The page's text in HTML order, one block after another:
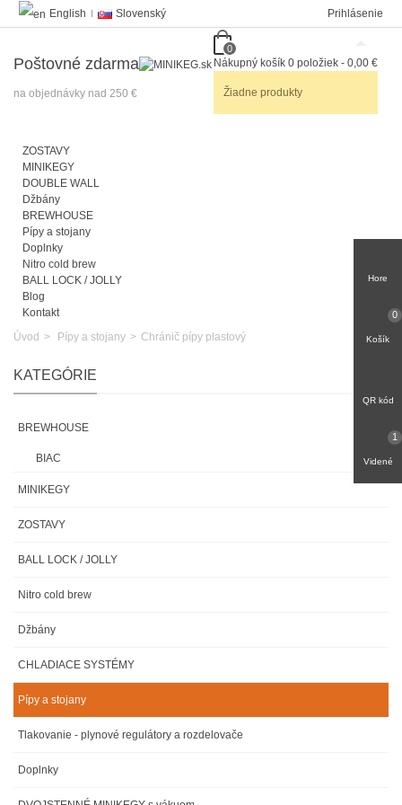
English Slovenský Prihlásenie
Poštovné zdarma
na objednávky nad 250 €
0
Nákupný košík 0 položiek - 0,00 €
Žiadne produkty
ZOSTAVY
MINIKEGY
DOUBLE WALL
Džbány
BREWHOUSE
Pípy a stojany
Doplnky
Nitro cold brew
BALL LOCK / JOLLY
Blog
Kontakt
Úvod > Pípy a stojany > Chránič pípy plastový
KATEGÓRIE
BREWHOUSE
BIAC
MINIKEGY
ZOSTAVY
BALL LOCK / JOLLY
Nitro cold brew
Džbány
CHLADIACE SYSTÉMY
Pípy a stojany
Tlakovanie - plynové regulátory a rozdelovače
Doplnky
Hore
Košík
0
QR kód
Videné
1